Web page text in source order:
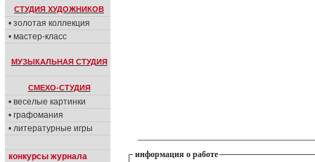
СТУДИЯ ХУДОЖНИКОВ
• золотая коллекция
• мастер-класс
МУЗЫКАЛЬНАЯ СТУДИЯ
СМЕХО-СТУДИЯ
• веселые картинки
• графомания
• литературные игры
конкурсы журнала
информация о работе